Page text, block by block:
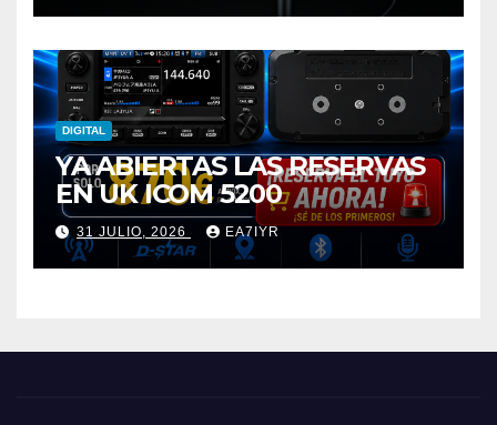
DIGITAL
YA ABIERTAS LAS RESERVAS
EN UK ICOM 5200
31 JULIO, 2026 EA7IYR